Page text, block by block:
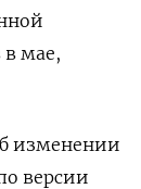
мае,
изменении
версии